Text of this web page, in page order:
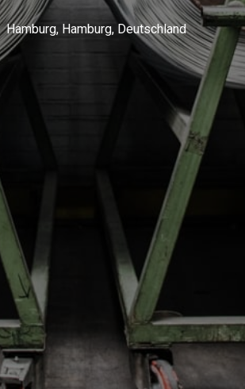
Hamburg, Hamburg, Deutschland